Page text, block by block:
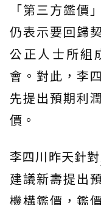
「第三方鑑價
仍表示要回歸
公正人士所組
會。對此，李
先提出預期利
價。
李四川昨天針對
建議新壽提出
機構鑑價，鑑